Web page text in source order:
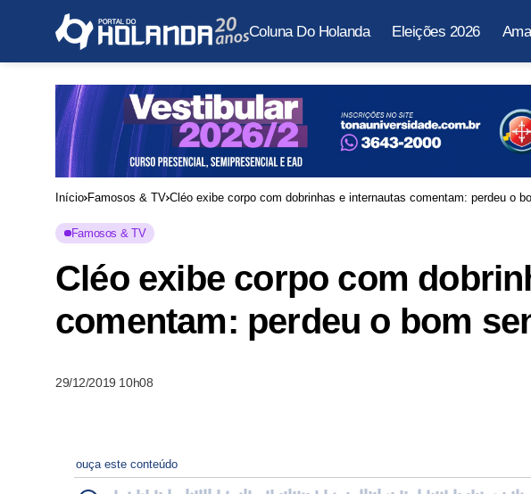
Coluna Do Holanda Eleições 2026
Início Famosos & TV Cléo exibe corpo com dobrinhas e internautas comentam: perdeu o
Famosos & TV
Cléo exibe corpo com
comentam: perdeu o bom
29/12/2019 10h08
ouça este conteúdo